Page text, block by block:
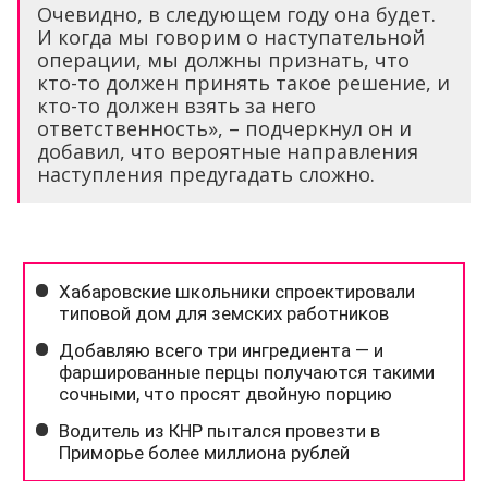
Очевидно, в следующем году она будет.
И когда мы говорим о наступательной
операции, мы должны признать, что
кто-то должен принять такое решение, и
кто-то должен взять за него
ответственность», – подчеркнул он и
добавил, что вероятные направления
наступления предугадать сложно.